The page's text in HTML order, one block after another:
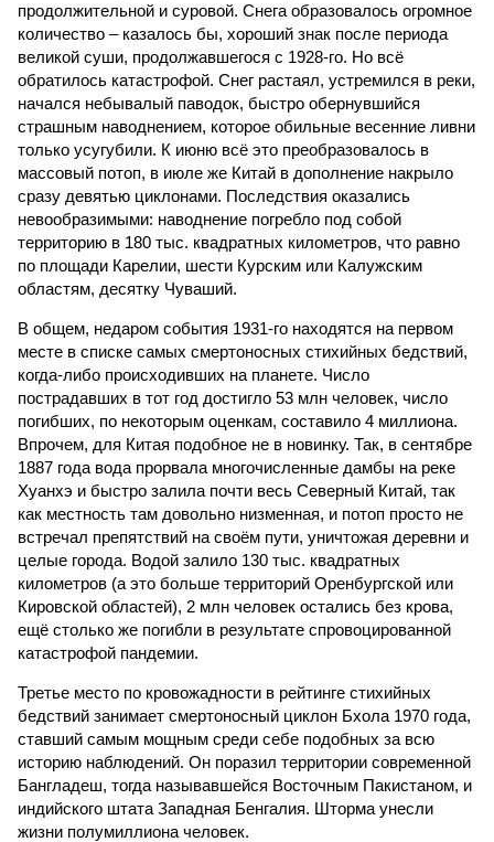
продолжительной и суровой. Снега образовалось огромное
количество – казалось бы, хороший знак после периода
великой суши, продолжавшегося с 1928-го. Но всё
обратилось катастрофой. Снег растаял, устремился в реки,
начался небывалый паводок, быстро обернувшийся
страшным наводнением, которое обильные весенние ливни
только усугубили. К июню всё это преобразовалось в
массовый потоп, в июле же Китай в дополнение накрыло
сразу девятью циклонами. Последствия оказались
невообразимыми: наводнение погребло под собой
территорию в 180 тыс. квадратных километров, что равно
по площади Карелии, шести Курским или Калужским
областям, десятку Чуваший.
В общем, недаром события 1931-го находятся на первом
месте в списке самых смертоносных стихийных бедствий,
когда-либо происходивших на планете. Число
пострадавших в тот год достигло 53 млн человек, число
погибших, по некоторым оценкам, составило 4 миллиона.
Впрочем, для Китая подобное не в новинку. Так, в сентябре
1887 года вода прорвала многочисленные дамбы на реке
Хуанхэ и быстро залила почти весь Северный Китай, так
как местность там довольно низменная, и потоп просто не
встречал препятствий на своём пути, уничтожая деревни и
целые города. Водой залило 130 тыс. квадратных
километров (а это больше территорий Оренбургской или
Кировской областей), 2 млн человек остались без крова,
ещё столько же погибли в результате спровоцированной
катастрофой пандемии.
Третье место по кровожадности в рейтинге стихийных
бедствий занимает смертоносный циклон Бхола 1970 года,
ставший самым мощным среди себе подобных за всю
историю наблюдений. Он поразил территории современной
Бангладеш, тогда называвшейся Восточным Пакистаном, и
индийского штата Западная Бенгалия. Шторма унесли
жизни полумиллиона человек.